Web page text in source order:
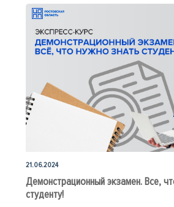
форме демонстрационного
между ФГБОУ ДПО ИРПО и
образовательными
21.06.2024
Демонстрационный экзамен. Все,
студенту!